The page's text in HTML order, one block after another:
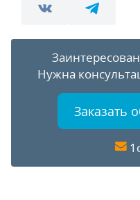
Нужна
Заказать